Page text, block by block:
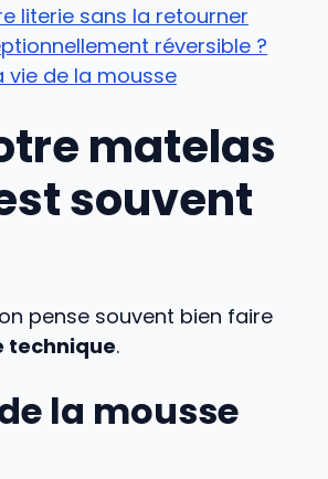
literie sans la retourner
réversible ?
vie de la mousse
matelas
souvent
pense souvent bien faire
technique.
la mousse